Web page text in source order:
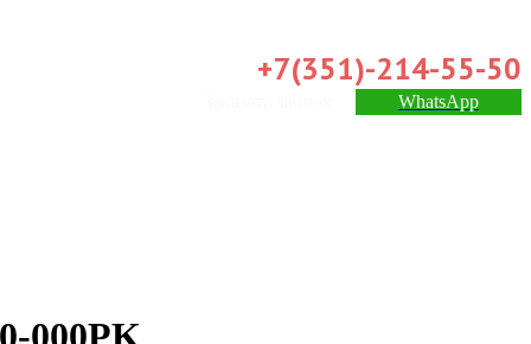
+7(351)-214-55-50
WhatsApp